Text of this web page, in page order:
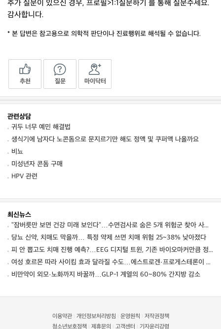
추가 질문이 있으신 경우, 프로필>1:1질문하기 를 통해 질문주세요.
감사합니다.
* 본 답변은 참고용으로 의학적 판단이나 진료행위로 해석될 수 없습니다.
추천 질문 마이닥터
관련상담
귀두 너무 예민 해결법
생식기에 남자다 노콘돔으로 문지르기만 해도 정액 및 쿠퍼액 나올까요
비뇨
미성년자 콘돔 구매
HPV 관련
최신뉴스
"잠버릇만 보면 건강 미래 보인다"…수면검사로 숨은 5개 위험군 찾아 사망·심혈관·뇌질환 예측
당뇨 신약, 치매도 막을까… 특정 약제 쓰면 치매 위험 25~38% 낮아졌다
피 안 뽑고도 치매 진행 예측?…EEG 디지털 트윈, 기존 바이오마커만큼 정확했다
여성 호르몬 따라 사이킴 효과 달라질 수도…에스트로겐·프로게스테론이 약효·부작용 변동에 관여할 가능성
비만약이 외모·노화까지 바꿀까…GLP-1 계열의 60~80% 간지방 감소
이용약관 개인정보처리방침 운영원칙
저작권정책
청소년보호정책
제휴문의 고객센터 기자윤리강령